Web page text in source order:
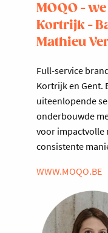
MOQO -
Kortrijk -
Mathieu
Full-service
Kortrijk en Gent.
uiteenlopende
onderbouwde
voor impactvolle
consistente
WWW.MOQO.BE